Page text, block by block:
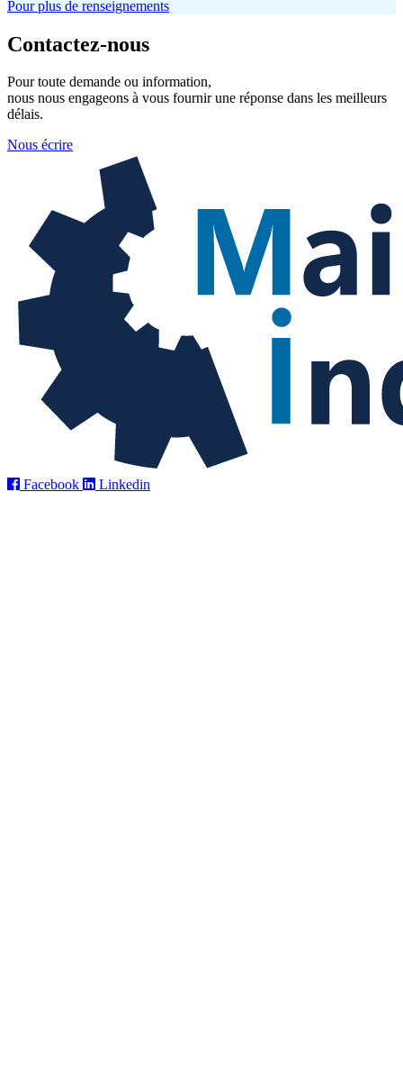
Pour plus de renseignements
Contactez-nous
Pour toute demande ou information,
nous nous engageons à vous fournir une réponse dans les meilleurs
délais.
Nous écrire
Facebook Linkedin